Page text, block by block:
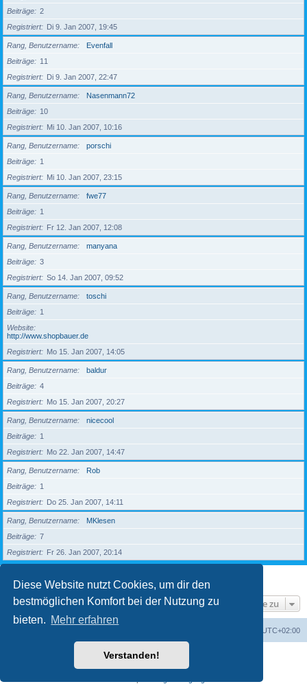
Diese Website nutzt Cookies, um dir den
bestmöglichen Komfort bei der Nutzung zu
bieten. Mehr erfahren
Verstanden!
Beiträge
2
Registriert
Di 9. Jan 2007, 19:45
Rang, Benutzername
Evenfall
Beiträge
11
Registriert
Di 9. Jan 2007, 22:47
Rang, Benutzername
Nasenmann72
Beiträge
10
Registriert
Mi 10. Jan 2007, 10:16
Rang, Benutzername
porschi
Beiträge
1
Registriert
Mi 10. Jan 2007, 23:15
Rang, Benutzername
fwe77
Beiträge
1
Registriert
Fr 12. Jan 2007, 12:08
Rang, Benutzername
manyana
Beiträge
3
Registriert
So 14. Jan 2007, 09:52
Rang, Benutzername
toschi
Beiträge
1
Website
http://www.shopbauer.de
Registriert
Mo 15. Jan 2007, 14:05
Rang, Benutzername
baldur
Beiträge
4
Registriert
Mo 15. Jan 2007, 20:27
Rang, Benutzername
nicecool
Beiträge
1
Registriert
Mo 22. Jan 2007, 14:47
Rang, Benutzername
Rob
Beiträge
1
Registriert
Do 25. Jan 2007, 14:11
Rang, Benutzername
MKlesen
Beiträge
7
Registriert
Fr 26. Jan 2007, 20:14
203 Mitglieder 1 2 3 4 5
Gehe zu
UTC+02:00
Powered byphpBB® Forum Software © phpBB Limited
phpBB.de